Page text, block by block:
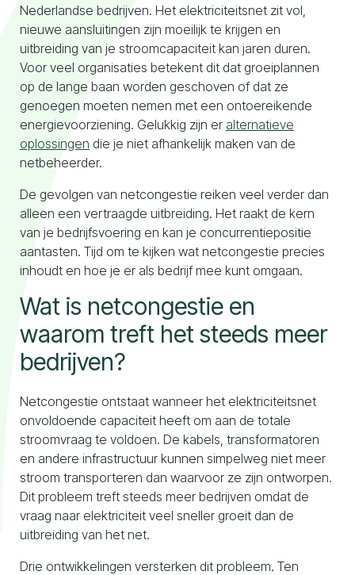
Nederlandse bedrijven. Het elektriciteitsnet zit vol,
nieuwe aansluitingen zijn moeilijk te krijgen en
uitbreiding van je stroomcapaciteit kan jaren duren.
Voor veel organisaties betekent dit dat groeiplannen
op de lange baan worden geschoven of dat ze
genoegen moeten nemen met een ontoereikende
energievoorziening. Gelukkig zijn er alternatieve
oplossingen die je niet afhankelijk maken van de
netbeheerder.
De gevolgen van netcongestie reiken veel verder dan
alleen een vertraagde uitbreiding. Het raakt de kern
van je bedrijfsvoering en kan je concurrentiepositie
aantasten. Tijd om te kijken wat netcongestie precies
inhoudt en hoe je er als bedrijf mee kunt omgaan.
Wat is netcongestie en
waarom treft het steeds meer
bedrijven?
Netcongestie ontstaat wanneer het elektriciteitsnet
onvoldoende capaciteit heeft om aan de totale
stroomvraag te voldoen. De kabels, transformatoren
en andere infrastructuur kunnen simpelweg niet meer
stroom transporteren dan waarvoor ze zijn ontworpen.
Dit probleem treft steeds meer bedrijven omdat de
vraag naar elektriciteit veel sneller groeit dan de
uitbreiding van het net.
Drie ontwikkelingen versterken dit probleem. Ten